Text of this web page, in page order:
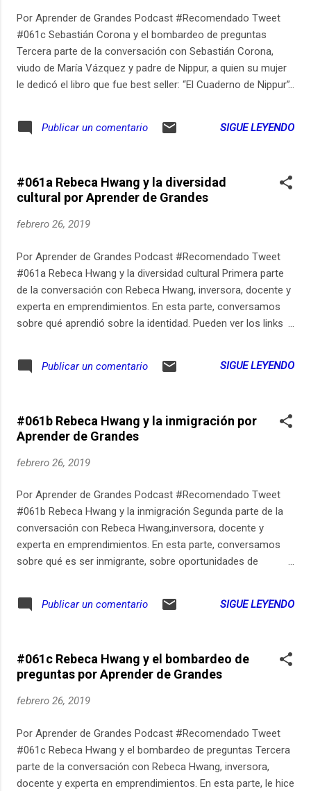
vida en Instagram: https://ift.tt/2IFMUYg. Música original,
grabación, edición y post-producción: Estudio Pomeranec
(pomeranec.com).
Por Aprender de Grandes Podcast #Recomendado Tweet
#061c Sebastián Corona y el bombardeo de preguntas
Tercera parte de la conversación con Sebastián Corona,
viudo de María Vázquez y padre de Nippur, a quien su mujer
le dedicó el libro que fue best seller: “El Cuaderno de Nippur”.
Aprender de Grandes. Pueden ver los links relevantes de
este episodio en aprenderdegrandes.com/sebas. Pueden
aprenderdegrandes.com/suscribitepodcast. Aprender de
Grandes también está disponible en Spotify en
open.spotify.com/show/7wc3GCSuNVGQxLlhEf2jZV.
vida en Instagram: https://ift.tt/2IFMUYg. Música original,
grabación, edición y post-producción: Estudio Pomeranec
(pomeranec.com).
Publicar un comentario SIGUE LEYENDO
#061a Rebeca Hwang y la diversidad
cultural por Aprender de Grandes
febrero 26, 2019
Por Aprender de Grandes Podcast #Recomendado Tweet
#061a Rebeca Hwang y la diversidad cultural Primera parte
de la conversación con Rebeca Hwang, inversora, docente y
experta en emprendimientos. En esta parte, conversamos
sobre qué aprendió sobre la identidad. Pueden ver los links
recibir un email cada vez que publico un nuevo episodio de
Grandes también está disponible en Spotify en
open.spotify.com/show/7wc3GCSuNVGQxLlhEf2jZV.
Participen de la conversación sobre aprender durante toda la
grabación, edición y post-producción: Estudio Pomeranec
(pomeranec.com).
Publicar un comentario SIGUE LEYENDO
#061b Rebeca Hwang y la inmigración por
Aprender de Grandes
febrero 26, 2019
Por Aprender de Grandes Podcast #Recomendado Tweet
#061b Rebeca Hwang y la inmigración Segunda parte de la
conversación con Rebeca Hwang,inversora, docente y
experta en emprendimientos. En esta parte, conversamos
sobre qué es ser inmigrante, sobre oportunidades de
identidad latina la ayuda en su vida multicultural, y sobre
muchas cosas más. Pueden ver los links relevantes de este
nuevo episodio de Aprender de Grandes en
aprenderdegrandes.com/suscribitepodcast. Aprender de
Grandes también está disponible en Spotify en
Participen de la conversación sobre aprender durante toda la
vida en Instagram: https://ift.tt/2IFMUYg. Música original,
grabación, edición y post-producción: Estudio Pomeranec
(pomeranec.com).
Publicar un comentario SIGUE LEYENDO
#061c Rebeca Hwang y el bombardeo de
preguntas por Aprender de Grandes
febrero 26, 2019
Por Aprender de Grandes Podcast #Recomendado Tweet
#061c Rebeca Hwang y el bombardeo de preguntas Tercera
parte de la conversación con Rebeca Hwang, inversora,
docente y experta en emprendimientos. En esta parte, le hice